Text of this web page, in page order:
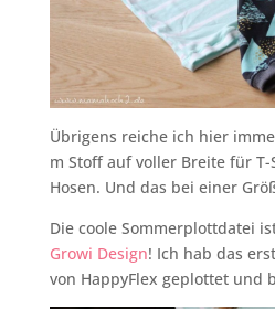
Übrigens reiche ich hier
m Stoff auf voller Breite für
Hosen. Und das bei einer
Die coole Sommerplottdatei
Growi Design! Ich hab das
von HappyFlex geplottet und